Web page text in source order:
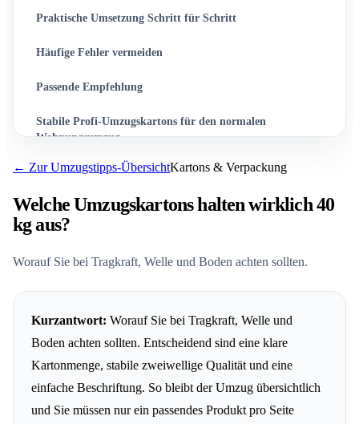
Praktische Umsetzung Schritt für Schritt
Häufige Fehler vermeiden
Passende Empfehlung
Stabile Profi-Umzugskartons für den normalen
Wohnungsumzug
FAQ: Welche Umzugskartons Halten wirklich 40 kg Aus??
← Zur Umzugstipps-ÜbersichtKartons & Verpackung
Welche Umzugskartons halten wirklich 40
kg aus?
Worauf Sie bei Tragkraft, Welle und Boden achten sollten.
Kurzantwort: Worauf Sie bei Tragkraft, Welle und
Boden achten sollten. Entscheidend sind eine klare
Kartonmenge, stabile zweiwellige Qualität und eine
einfache Beschriftung. So bleibt der Umzug übersichtlich
und Sie müssen nur ein passendes Produkt pro Seite